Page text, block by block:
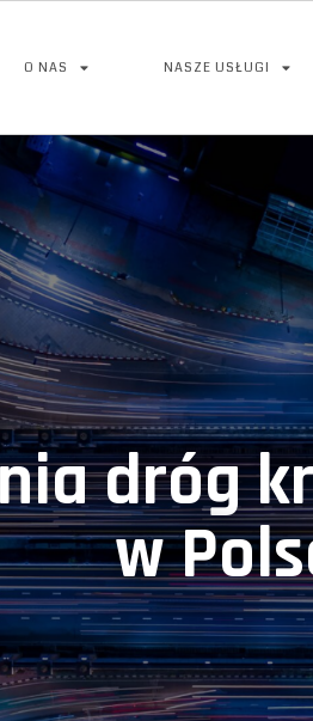
O NAS NASZE USŁUGI
dróg
w